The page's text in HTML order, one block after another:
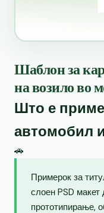
Шаблон за
на возило во
Што е
автомобил
🚗
Примерок за
слоен PSD макет
прототипирање,